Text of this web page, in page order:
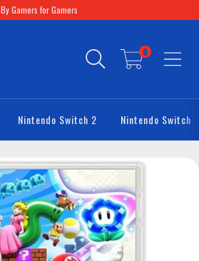
By Gamers for Gamers
0
Nintendo Switch 2 Nintendo Switch